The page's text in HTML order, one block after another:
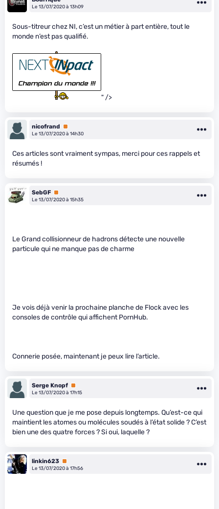
Le 13/07/2020 à 13h09
Sous-titreur chez NI, c’est un métier à part entière, tout le
monde n’est pas qualifié.
" />
nicofrand
Premium
Le 13/07/2020 à 14h30
Ces articles sont vraiment sympas, merci pour ces rappels et
résumés !
SebGF Premium
Le 13/07/2020 à 15h35
Le Grand collisionneur de hadrons détecte une nouvelle
particule qui ne manque pas de charme
Je vois déjà venir la prochaine planche de Flock avec les
consoles de contrôle qui affichent PornHub.
Connerie posée, maintenant je peux lire l’article.
Serge Knopf Premium
Le 13/07/2020 à 17h15
Une question que je me pose depuis longtemps. Qu’est-ce qui
maintient les atomes ou molécules soudés à l’état solide ? C’est
bien une des quatre forces ? Si oui, laquelle ?
linkin623 Premium
Le 13/07/2020 à 17h56